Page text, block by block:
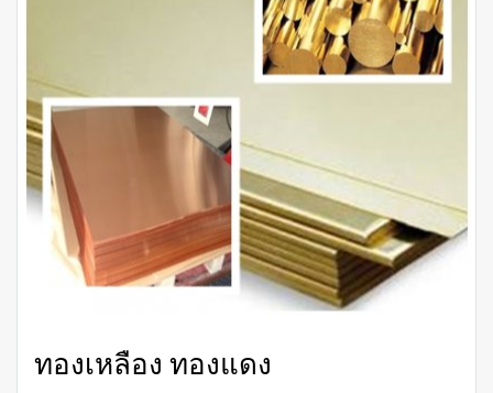
ทองเหลือง ทองแดง